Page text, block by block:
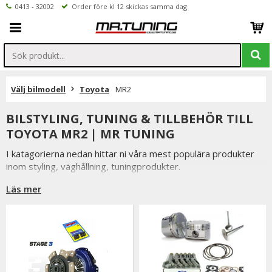
0413 - 32002 Order före kl 12 skickas samma dag
Välj bilmodell Toyota MR2
BILSTYLING, TUNING & TILLBEHÖR TILL
TOYOTA MR2 | MR TUNING
I katagorierna nedan hittar ni våra mest populära produkter
inom styling, väghållning, tuningprodukter.
Är det något som du funderar över eller inte hittar i vårt
Läs mer